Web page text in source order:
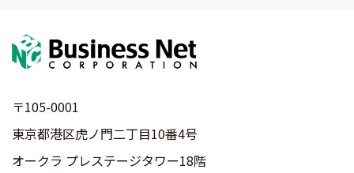
〒105-0001
東京都港区虎ノ門二丁目10番4号
オークラ プレステージタワー18階